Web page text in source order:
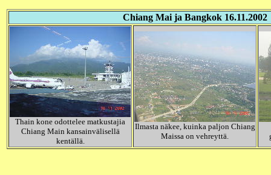
Chiang Mai ja Bangkok 16.11.2002
Thain kone odottelee matkustajia
Chiang Main kansainvälisellä
kentällä.
Ilmasta näkee, kuinka paljon Chiang
Maissa on vehreyttä.